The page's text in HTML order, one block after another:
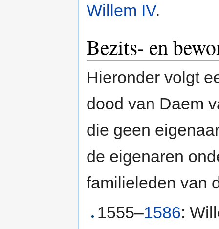
Willem IV.
Bezits- en
Hieronder volgt
dood van Daem
die geen
de eigenaren
familieleden van
1555–1586: